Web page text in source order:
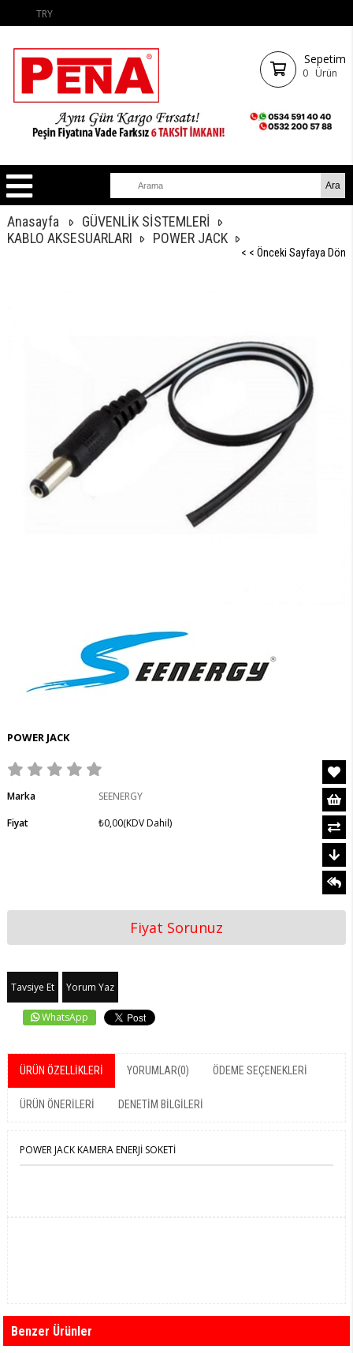
TRY
Sepetim
0 Ürün
Anasayfa
GÜVENLİK SİSTEMLERİ
KABLO AKSESUARLARI
POWER JACK
< < Önceki Sayfaya Dön
POWER JACK
Marka
SEENERGY
Fiyat
₺0,00(KDV Dahil)
Fiyat Sorunuz
Tavsiye Et Yorum Yaz
WhatsApp
ÜRÜN ÖZELLIKLERI YORUMLAR(0) ÖDEME SEÇENEKLERI
ÜRÜN ÖNERILERI DENETIM BILGILERI
POWER JACK KAMERA ENERJİ SOKETİ
Benzer Ürünler